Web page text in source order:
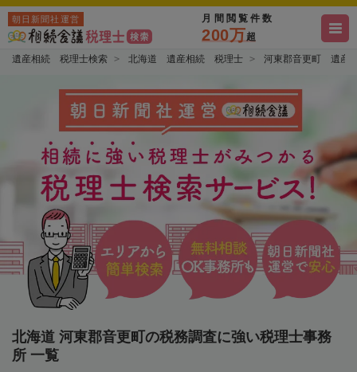
朝日新聞社運営 月間閲覧件数
200万超
遺産相続 税理士検索 北海道 遺産相続 税理士 河東郡音更町 遺産
北海道 河東郡音更町の税務調査に強い税理士事務
所 一覧